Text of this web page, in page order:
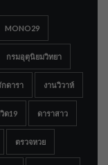
MONO29
กรมอุตุนิยมวิทยา
กดารา งานวิวาห์
ด19 ดาราสาว
ตรวจหวย